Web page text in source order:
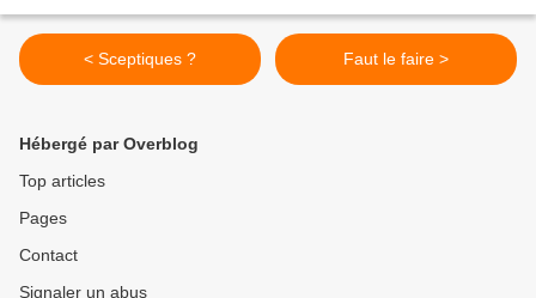
< Sceptiques ? Faut le faire >
Hébergé par Overblog
Top articles
Pages
Contact
Signaler un abus